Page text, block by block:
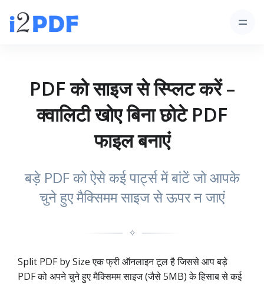
PDF को साइज से स्प्लिट करें –
क्वालिटी खोए बिना छोटे PDF
फाइल बनाएं
बड़े PDF को ऐसे कई पार्ट्स में बांटें जो आपके
चुने हुए मैक्सिमम साइज से ऊपर न जाएं
✧
Split PDF by Size एक फ्री ऑनलाइन टूल है जिससे आप बड़े
PDF को अपने चुने हुए मैक्सिमम साइज (जैसे 5MB) के हिसाब से कई